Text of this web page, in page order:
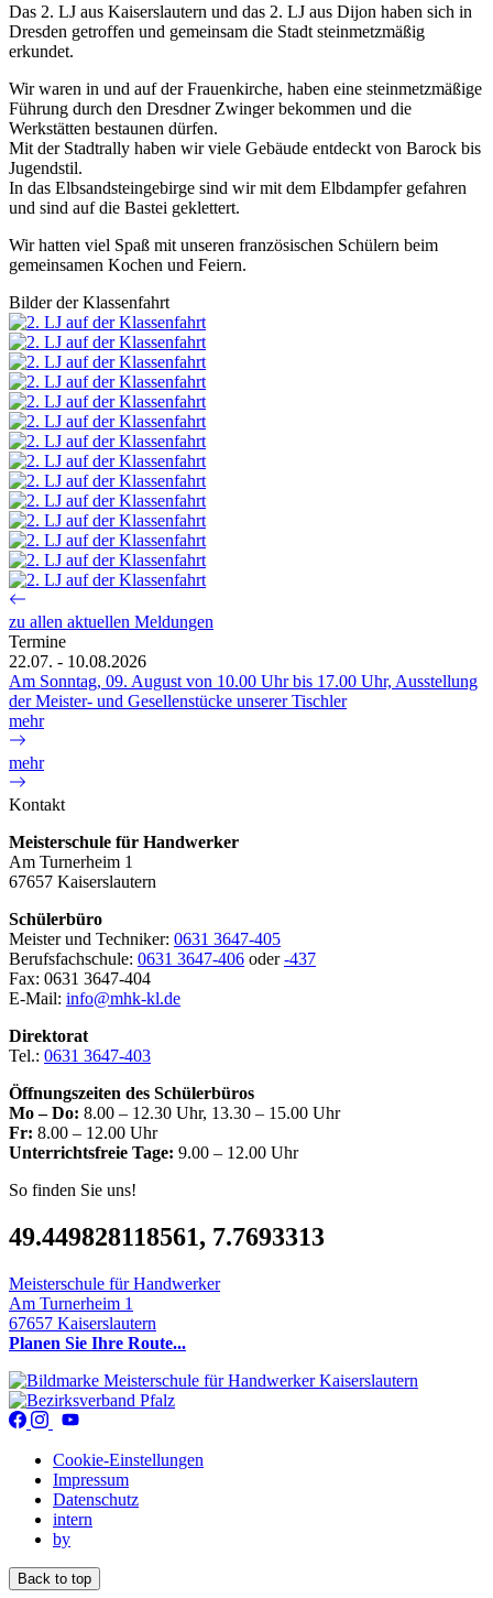
Das 2. LJ aus Kaiserslautern und das 2. LJ aus Dijon haben sich in
Dresden getroffen und gemeinsam die Stadt steinmetzmäßig
erkundet.
Wir waren in und auf der Frauenkirche, haben eine steinmetzmäßige
Führung durch den Dresdner Zwinger bekommen und die
Werkstätten bestaunen dürfen.
Mit der Stadtrally haben wir viele Gebäude entdeckt von Barock bis
Jugendstil.
In das Elbsandsteingebirge sind wir mit dem Elbdampfer gefahren
und sind auf die Bastei geklettert.
Wir hatten viel Spaß mit unseren französischen Schülern beim
gemeinsamen Kochen und Feiern.
Bilder der Klassenfahrt
zu allen aktuellen Meldungen
Termine
22.07. - 10.08.2026
Am Sonntag, 09. August von 10.00 Uhr bis 17.00 Uhr, Ausstellung
der Meister- und Gesellenstücke unserer Tischler
mehr
mehr
Kontakt
Meisterschule für Handwerker
Am Turnerheim 1
67657 Kaiserslautern
Schülerbüro
Meister und Techniker: 0631 3647-405
Berufsfachschule: 0631 3647-406 oder-437
Fax: 0631 3647-404
E-Mail: info@mhk-kl.de
Direktorat
Tel.: 0631 3647-403
Öffnungszeiten des Schülerbüros
Mo – Do: 8.00 – 12.30 Uhr, 13.30 – 15.00 Uhr
Fr: 8.00 – 12.00 Uhr
Unterrichtsfreie Tage: 9.00 – 12.00 Uhr
So finden Sie uns!
49.449828118561, 7.7693313
Meisterschule für Handwerker
Am Turnerheim 1
67657 Kaiserslautern
Planen Sie Ihre Route...
Cookie-Einstellungen
Impressum
Datenschutz
intern
by
Back to top